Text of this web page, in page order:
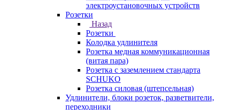
электроустановочных устройств
Розетки
Назад
Розетки
Колодка удлинителя
Розетка медная коммуникационная
(витая пара)
Розетка с заземлением стандарта
SCHUKO
Розетка силовая (штепсельная)
Удлинители, блоки розеток, разветвители,
переходники